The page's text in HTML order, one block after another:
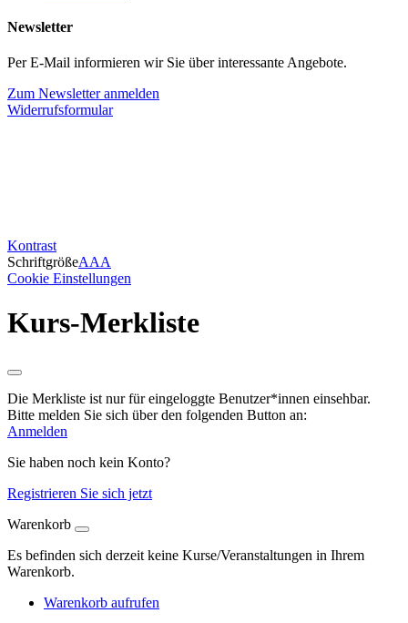
Newsletter
Per E-Mail informieren wir Sie über interessante Angebote.
Zum Newsletter anmelden
Widerrufsformular
Kontrast
SchriftgrößeAAA
Cookie Einstellungen
Kurs-Merkliste
Die Merkliste ist nur für eingeloggte Benutzer*innen einsehbar.
Bitte melden Sie sich über den folgenden Button an:
Anmelden
Sie haben noch kein Konto?
Registrieren Sie sich jetzt
Warenkorb
Es befinden sich derzeit keine Kurse/Veranstaltungen in Ihrem
Warenkorb.
Warenkorb aufrufen